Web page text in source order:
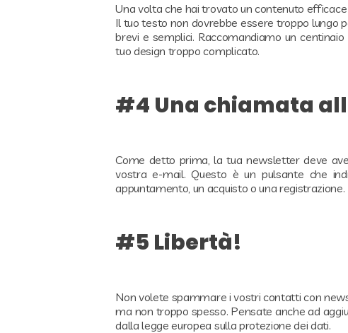
Una volta che hai trovato un contenuto
Il tuo testo non dovrebbe essere troppo lungo
brevi e semplici. Raccomandiamo un
tuo design troppo complicato.
#4 Una chiamata
Come detto prima, la tua newsletter deve
vostra e-mail. Questo è un pulsante che
appuntamento, un acquisto o una
#5 Libertà!
Non volete spammare i vostri contatti con
ma non troppo spesso. Pensate anche ad
dalla legge europea sulla protezione dei dati.